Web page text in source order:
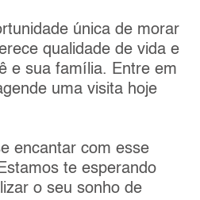
única de morar
qualidade de vida e
e sua família. Entre em
uma visita hoje
encantar com esse
te esperando
o seu sonho de